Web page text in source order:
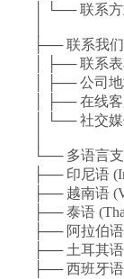
│ └── 联系
├── 联系我
│ ├── 联系
│ ├── 公司
│ ├── 在线
│ └── 社交
└── 多语言支
├── 印尼语
├── 越南语
├── 泰语
├── 阿拉伯
├── 土耳其
├── 西班牙语